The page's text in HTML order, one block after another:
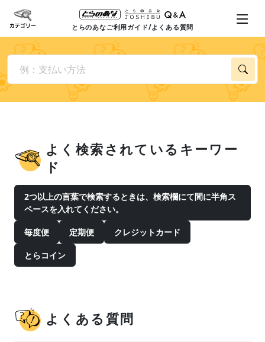
とらのあなご利用ガイド/よくある質問
よく検索されているキーワー
ド
2つ以上の言葉で検索するときは、検索欄にて間に半角ス
ペースを入れてください。
毎度便 定期便 クレジットカード
とらコイン
よくある質問